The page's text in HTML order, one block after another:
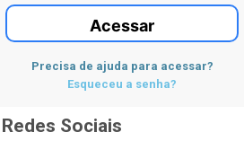
Acessar
Precisa de ajuda para acessar?
Esqueceu a senha?
Redes Sociais